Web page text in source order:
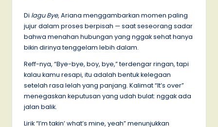
Di lagu Bye, Ariana menggambarkan momen paling
jujur dalam proses berpisah — saat seseorang sadar
bahwa menahan hubungan yang nggak sehat hanya
bikin dirinya tenggelam lebih dalam.
Reff-nya, “Bye-bye, boy, bye,” terdengar ringan, tapi
kalau kamu resapi, itu adalah bentuk kelegaan
setelah rasa lelah yang panjang. Kalimat “It’s over”
menegaskan keputusan yang udah bulat: nggak ada
jalan balik.
Lirik “I’m takin’ what’s mine, yeah” menunjukkan